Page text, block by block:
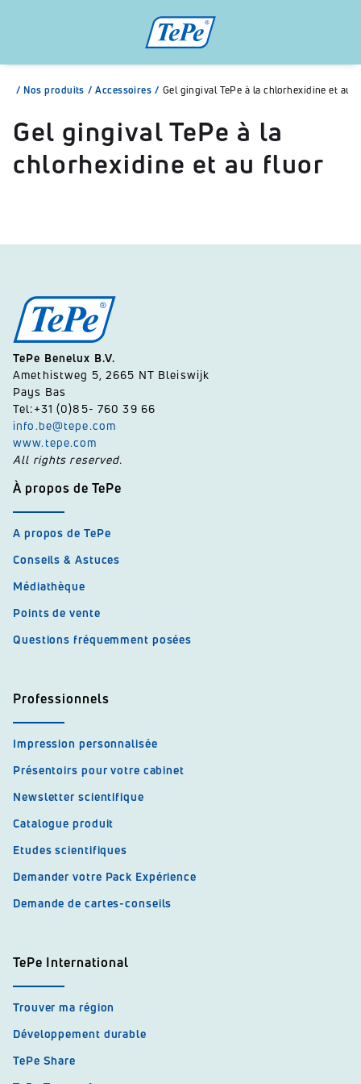
/ Nos produits / Accessoires / Gel gingival TePe à la chlorhexidine et au
Gel gingival TePe à la
chlorhexidine et au fluor
TePe Benelux B.V.
Amethistweg 5, 2665 NT Bleiswijk
Pays Bas
Tel:+31 (0)85- 760 39 66
info.be@tepe.com
www.tepe.com
All rights reserved.
À propos de TePe
A propos de TePe
Conseils & Astuces
Médiathèque
Points de vente
Questions fréquemment posées
Professionnels
Impression personnalisée
Présentoirs pour votre cabinet
Newsletter scientifique
Catalogue produit
Etudes scientifiques
Demander votre Pack Expérience
Demande de cartes-conseils
TePe International
Trouver ma région
Développement durable
TePe Share